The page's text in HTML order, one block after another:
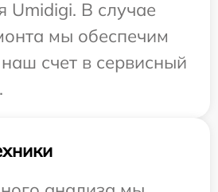
Umidigi. В случае
мы обеспечим
счет в сервисный